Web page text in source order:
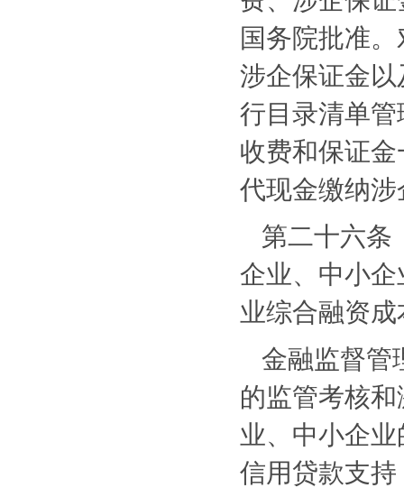
国务院批准
涉企保证金
行目录清单
收费和保证
代现金缴纳
第二十六
企业、中小
业综合融资成
金融监督管
的监管考核
业、中小企
信用贷款支